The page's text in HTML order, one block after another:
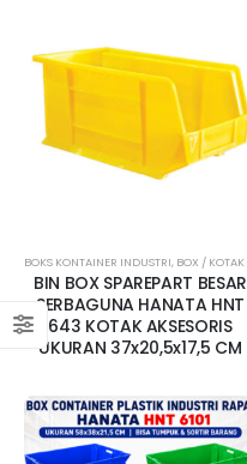
BOKS KONTAINER INDUSTRI, BOX / KOTAK AKSESORIS
BIN BOX SPAREPART BESAR
SERBAGUNA HANATA HNT
643 KOTAK AKSESORIS
UKURAN 37x20,5x17,5 CM